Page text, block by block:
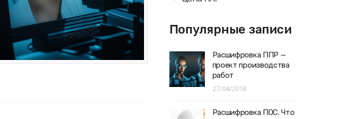
Популярные записи
Расшифровка ППР —
проект производства
работ
27/04/2018
Расшифровка ПОС. Что